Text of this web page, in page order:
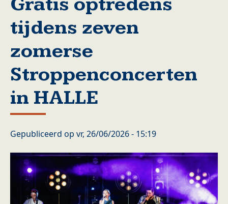
tijdens zeven
zomerse
Stroppenconcerten
in HALLE
Gepubliceerd op vr, 26/06/2026 - 15:19